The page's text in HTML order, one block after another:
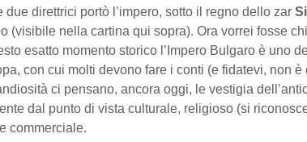
due direttrici portò l’impero, sotto il regno dello zar
(visibile nella cartina qui sopra). Ora vorrei fosse
esatto momento storico l’Impero Bulgaro è uno
con cui molti devono fare i conti (e fidatevi, non è
ci pensano, ancora oggi, le vestigia
dal punto di vista culturale, religioso (si
commerciale.